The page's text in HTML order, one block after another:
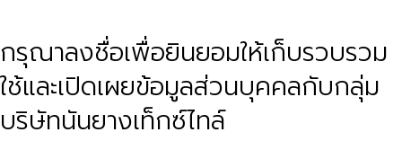
กรุณาลงชื่อเพื่อยินยอมให้เก็บรวบรวม
ใช้และเปิดเผยข้อมูลส่วนบุคคลกับกลุ่ม
บริษัทนันยางเท็กซ์ไทล์